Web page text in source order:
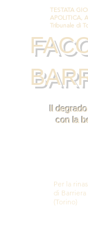
TESTATA
APOLITICA,
Tribunale di
Il
con la
Per la
di
(Torino)